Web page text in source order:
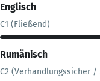
Englisch
C1 (Fließend)
Rumänisch
C2 (Verhandlungssicher